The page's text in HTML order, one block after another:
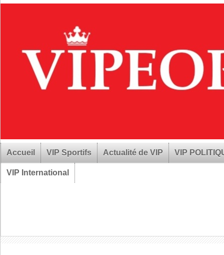
Accueil VIP Sportifs Actualité de VIP VIP
VIP International